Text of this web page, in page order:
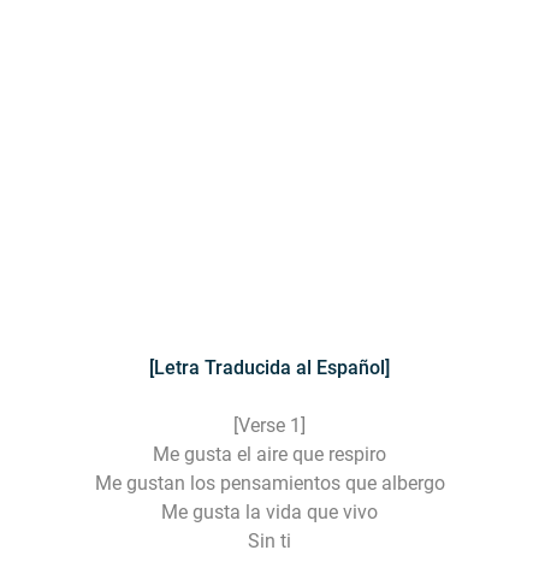
[Letra Traducida al Español]
[Verse 1]
Me gusta el aire que respiro
Me gustan los pensamientos que albergo
Me gusta la vida que vivo
Sin ti